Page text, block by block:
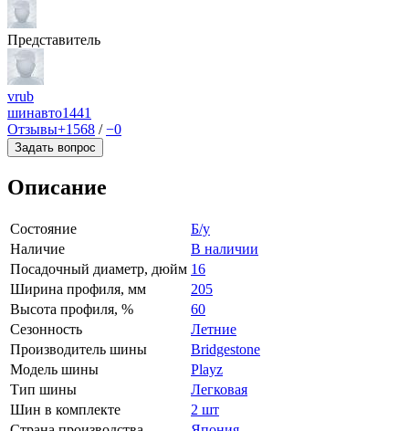
Представитель
vrub
шинавто1441
Отзывы+1568 /−0
Задать вопрос
Описание
Состояние
Б/у
Наличие
В наличии
Посадочный диаметр, дюйм 16
Ширина профиля, мм
205
Высота профиля, %
60
Сезонность
Летние
Производитель шины
Bridgestone
Модель шины
Playz
Тип шины
Легковая
Шин в комплекте
2 шт